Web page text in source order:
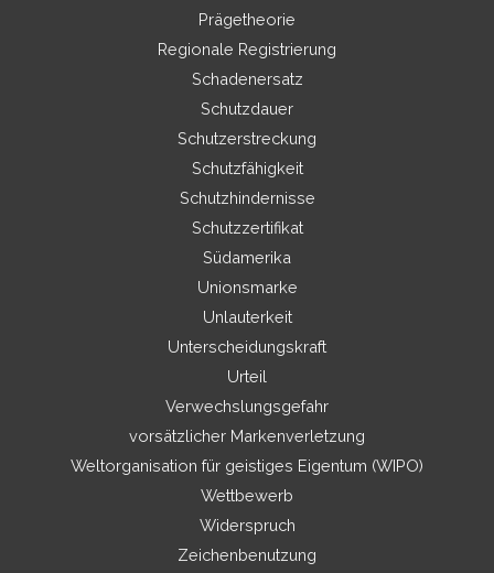
Prägetheorie
Regionale Registrierung
Schadenersatz
Schutzdauer
Schutzerstreckung
Schutzfähigkeit
Schutzhindernisse
Schutzzertifikat
Südamerika
Unionsmarke
Unlauterkeit
Unterscheidungskraft
Urteil
Verwechslungsgefahr
vorsätzlicher Markenverletzung
Weltorganisation für geistiges Eigentum (WIPO)
Wettbewerb
Widerspruch
Zeichenbenutzung